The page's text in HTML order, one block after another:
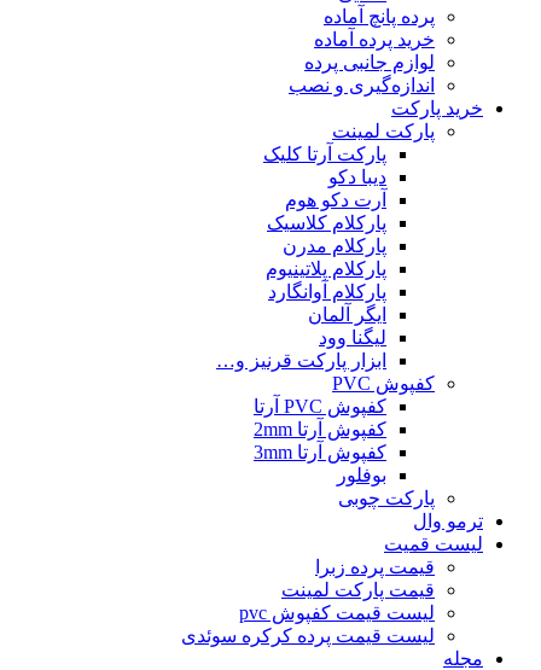
پرده پانچ آماده
خرید پرده آماده
لوازم جانبی پرده
اندازه‌گیری و نصب
خرید پارکت
پارکت لمینت
پارکت آرتا کلیک
دیبا دکو
آرت دکو هوم
پارکلام کلاسیک
پارکلام مدرن
پارکلام پلاتینیوم
پارکلام آوانگارد
ایگر آلمان
لیگنا وود
ابزار پارکت قرنیز و…
کفپوش PVC
کفپوش PVC آرتا
کفپوش آرتا 2mm
کفپوش آرتا 3mm
بوفلور
پارکت چوبی
ترمو وال
لیست قمیت
قیمت پرده زبرا
قیمت پارکت لمینت
لیست قیمت کفپوش pvc
لیست قیمت پرده کرکره سوئدی
مجله